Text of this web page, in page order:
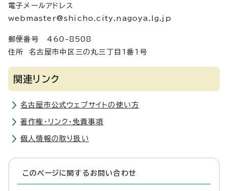
電子メールアドレス
webmaster@shicho.city.nagoya.lg.jp
郵便番号 460-8508
住所 名古屋市中区三の丸三丁目1番1号
関連リンク
名古屋市公式ウェブサイトの使い方
著作権・リンク・免責事項
個人情報の取り扱い
このページに関する お問い合わせ